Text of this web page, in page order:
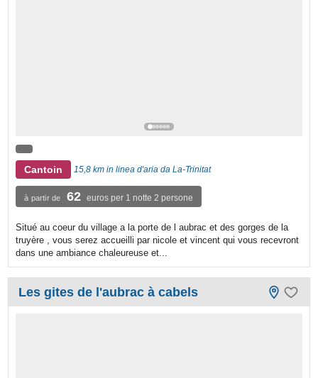
Cantoin 15,8 km in linea d'aria da La-Trinitat
à partir de 62 euros per 1 notte 2 persone
Situé au coeur du village a la porte de l aubrac et des gorges de la
truyère , vous serez accueilli par nicole et vincent qui vous recevront
dans une ambiance chaleureuse et...
Les gites de l'aubrac à cabels